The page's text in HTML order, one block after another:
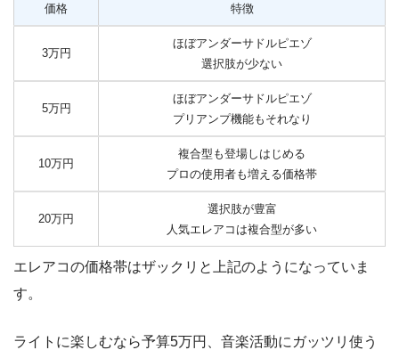
価格 特徴
3万円
ほぼアンダーサドルピエゾ
選択肢が少ない
5万円
ほぼアンダーサドルピエゾ
プリアンプ機能もそれなり
10万円
複合型も登場しはじめる
プロの使用者も増える価格帯
20万円
選択肢が豊富
人気エレアコは複合型が多い
エレアコの価格帯はザックリと上記のようになっていま
す。
ライトに楽しむなら予算5万円、音楽活動にガッツリ使う